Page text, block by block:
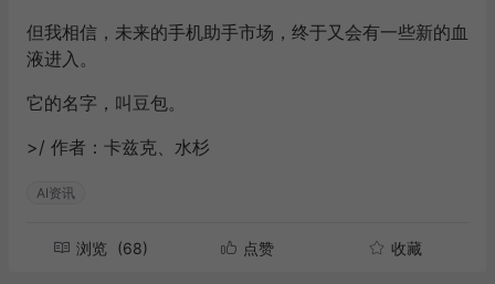
但我相信，未来的手机助手市场，终于又会有一些新的血
液进入。
它的名字，叫豆包。
>/ 作者：卡兹克、水杉
AI资讯
浏览 (68) 点赞 收藏